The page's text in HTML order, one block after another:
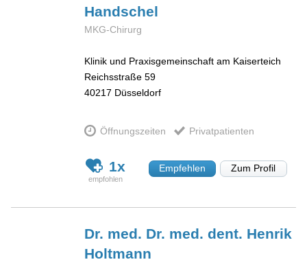
Handschel
MKG-Chirurg
Klinik und Praxisgemeinschaft am Kaiserteich
Reichsstraße 59
40217 Düsseldorf
Öffnungszeiten Privatpatienten
1x Empfehlen Zum Profil
Dr. med. Dr. med. dent. Henrik
Holtmann